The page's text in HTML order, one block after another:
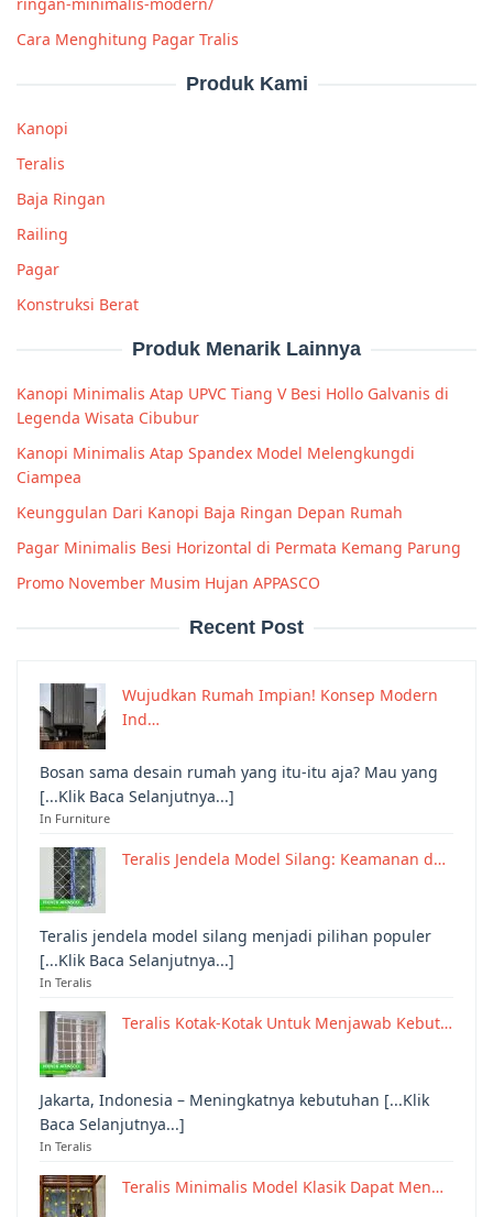
Cara Menghitung Pagar Tralis
Produk Kami
Kanopi
Teralis
Baja Ringan
Railing
Pagar
Konstruksi Berat
Produk Menarik Lainnya
Kanopi Minimalis Atap UPVC Tiang V Besi Hollo Galvanis di
Legenda Wisata Cibubur
Kanopi Minimalis Atap Spandex Model Melengkungdi
Ciampea
Keunggulan Dari Kanopi Baja Ringan Depan Rumah
Pagar Minimalis Besi Horizontal di Permata Kemang Parung
Promo November Musim Hujan APPASCO
Recent Post
Wujudkan Rumah Impian! Konsep Modern
Ind…
Bosan sama desain rumah yang itu-itu aja? Mau yang
[...Klik Baca Selanjutnya...]
In Furniture
Teralis Jendela Model Silang: Keamanan d…
Teralis jendela model silang menjadi pilihan populer
[...Klik Baca Selanjutnya...]
In Teralis
Teralis Kotak-Kotak Untuk Menjawab Kebut…
Jakarta, Indonesia – Meningkatnya kebutuhan [...Klik
Baca Selanjutnya...]
In Teralis
Teralis Minimalis Model Klasik Dapat Men…